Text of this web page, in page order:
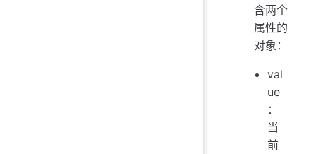
含两个
属性的
对象：
val
ue
：
当
前